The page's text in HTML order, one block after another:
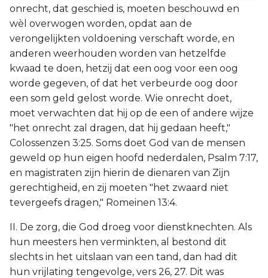
onrecht, dat geschied is, moeten beschouwd en
wèl overwogen worden, opdat aan de
verongelijkten voldoening verschaft worde, en
anderen weerhouden worden van hetzelfde
kwaad te doen, hetzij dat een oog voor een oog
worde gegeven, of dat het verbeurde oog door
een som geld gelost worde. Wie onrecht doet,
moet verwachten dat hij op de een of andere wijze
"het onrecht zal dragen, dat hij gedaan heeft,"
Colossenzen 3:25. Soms doet God van de mensen
geweld op hun eigen hoofd nederdalen, Psalm 7:17,
en magistraten zijn hierin de dienaren van Zijn
gerechtigheid, en zij moeten "het zwaard niet
tevergeefs dragen," Romeinen 13:4.
II. De zorg, die God droeg voor dienstknechten. Als
hun meesters hen verminkten, al bestond dit
slechts in het uitslaan van een tand, dan had dit
hun vrijlating tengevolge, vers 26, 27. Dit was